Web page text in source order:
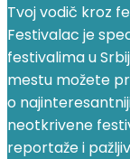
Tvoj vodič kroz
Festivalac je
festivalima u
mestu možete
o
neotkrivene
reportaže i